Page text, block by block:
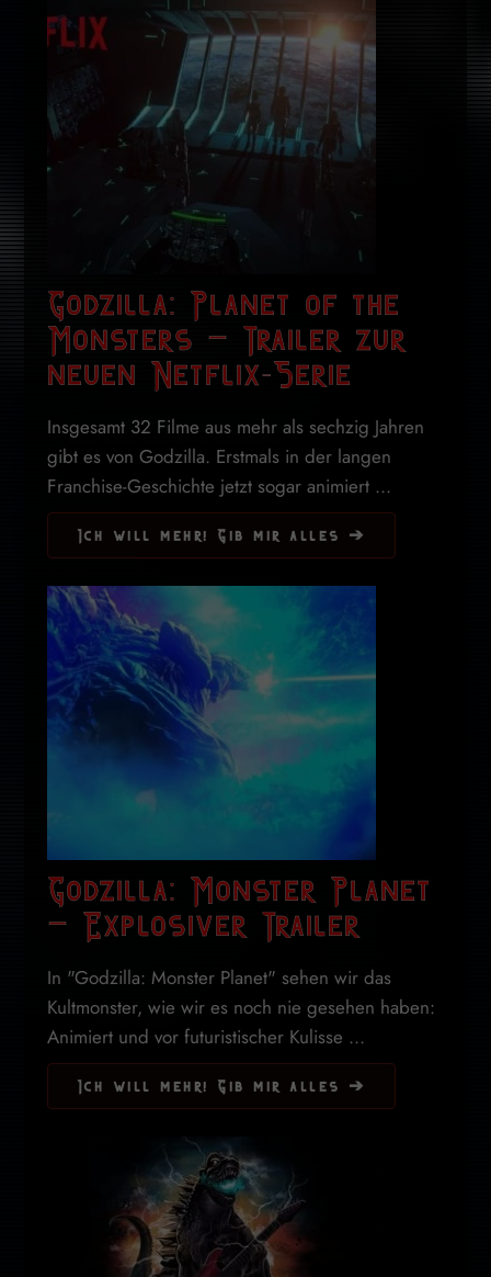
Godzilla: Planet of the
Monsters – Trailer zur
neuen Netflix-Serie
Insgesamt 32 Filme aus mehr als sechzig Jahren
gibt es von Godzilla. Erstmals in der langen
Franchise-Geschichte jetzt sogar animiert ...
Ich will mehr! Gib mir alles ➔
Godzilla: Monster Planet
– Explosiver Trailer
In "Godzilla: Monster Planet" sehen wir das
Kultmonster, wie wir es noch nie gesehen haben:
Animiert und vor futuristischer Kulisse ...
Ich will mehr! Gib mir alles ➔